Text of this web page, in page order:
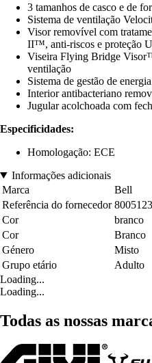
3 tamanhos de casco e de
Sistema de ventilação
Visor removível com
II™, anti-riscos e proteção
Viseira Flying Bridge
ventilação
Sistema de gestão de
Interior antibacteriano
Jugular acolchoada com
Especificidades:
Homologação: ECE
Informações adicionais
Marca
Bell
Referência do fornecedor
Cor
branco
Cor
Branco
Género
Misto
Grupo etário
Adulto
Loading...
Loading...
Todas as nossas